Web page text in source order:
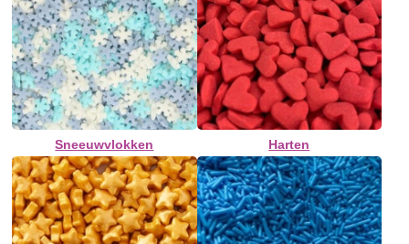
Sneeuwvlokken Harten